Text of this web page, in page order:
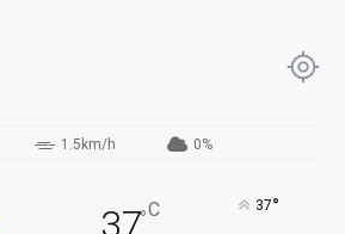
1.5km/h 0%
37°C 37°